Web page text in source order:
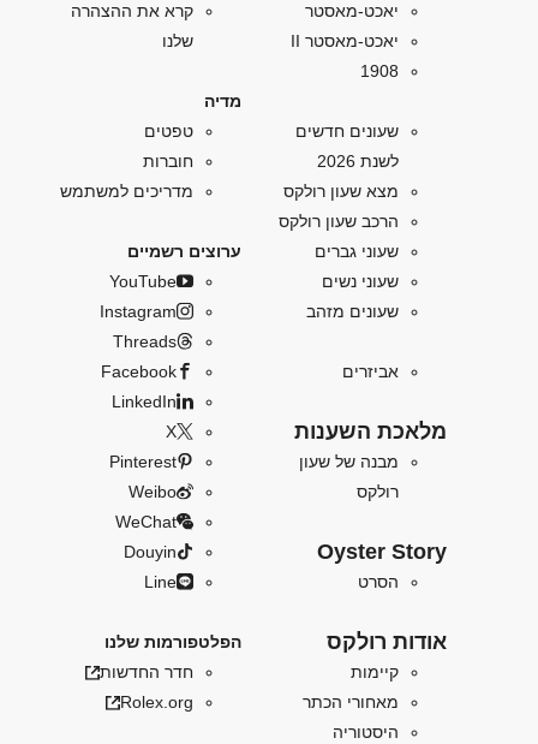
יאכט-מאסטר
יאכט-מאסטר II
1908
שעונים חדשים
לשנת 2026
מצא שעון רולקס
הרכב שעון רולקס
שעוני גברים
שעוני נשים
שעונים מזהב
אביזרים
מלאכת השענות
מבנה של שעון
רולקס
Oyster Story
הסרט
אודות רולקס
קיימות
מאחורי הכתר
היסטוריה
קרא את ההצהרה
שלנו
מדיה
טפטים
חוברות
מדריכים למשתמש
ערוצים רשמיים
YouTube
Instagram
Threads
Facebook
LinkedIn
X
Pinterest
Weibo
WeChat
Douyin
Line
הפלטפורמות שלנו
חדר החדשות
Rolex.org